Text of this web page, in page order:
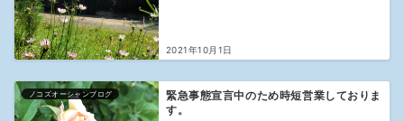
2021年10月1日
ノコズオーシャンブログ
緊急事態宣言中のため時短営業しておりま
す。